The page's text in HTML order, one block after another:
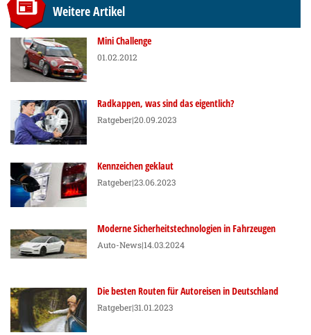
Weitere Artikel
Mini Challenge
01.02.2012
Radkappen, was sind das eigentlich?
Ratgeber|20.09.2023
Kennzeichen geklaut
Ratgeber|23.06.2023
Moderne Sicherheitstechnologien in Fahrzeugen
Auto-News|14.03.2024
Die besten Routen für Autoreisen in Deutschland
Ratgeber|31.01.2023